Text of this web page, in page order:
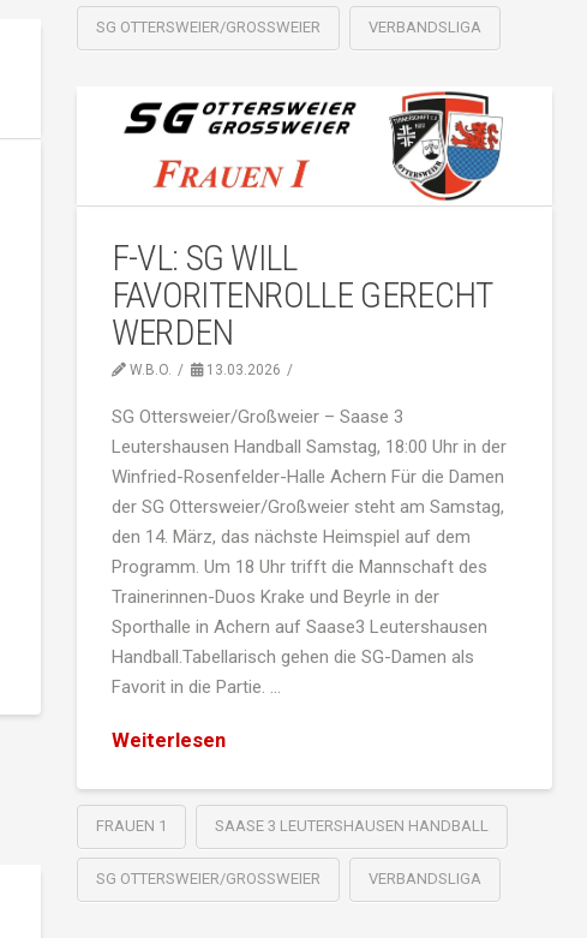
SG OTTERSWEIER/GROSSWEIER VERBANDSLIGA
F-VL: SG WILL
FAVORITENROLLE GERECHT
WERDEN
W.B.O. 13.03.2026
SG Ottersweier/Großweier – Saase 3
Leutershausen Handball Samstag, 18:00 Uhr in der
Winfried-Rosenfelder-Halle Achern Für die Damen
der SG Ottersweier/Großweier steht am Samstag,
den 14. März, das nächste Heimspiel auf dem
Programm. Um 18 Uhr trifft die Mannschaft des
Trainerinnen-Duos Krake und Beyrle in der
Sporthalle in Achern auf Saase3 Leutershausen
Handball.Tabellarisch gehen die SG-Damen als
Favorit in die Partie. …
Weiterlesen
FRAUEN 1 SAASE 3 LEUTERSHAUSEN HANDBALL
SG OTTERSWEIER/GROSSWEIER VERBANDSLIGA